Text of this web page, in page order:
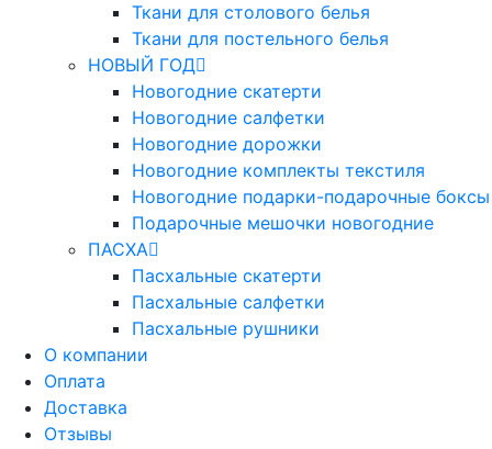
Ткани для столового белья
Ткани для постельного белья
НОВЫЙ ГОД
Новогодние скатерти
Новогодние салфетки
Новогодние дорожки
Новогодние комплекты текстиля
Новогодние подарки-подарочные боксы
Подарочные мешочки новогодние
ПАСХА
Пасхальные скатерти
Пасхальные салфетки
Пасхальные рушники
О компании
Оплата
Доставка
Отзывы